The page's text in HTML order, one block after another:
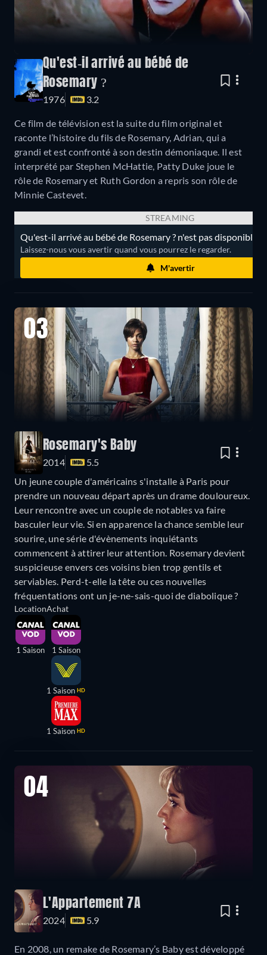
Qu'est-il arrivé au bébé de
Rosemary ?
1976 3.2
Ce film de télévision est la suite du film original et
raconte l’histoire du fils de Rosemary, Adrian, qui a
grandi et est confronté à son destin démoniaque. Il est
interprété par Stephen McHattie, Patty Duke joue le
rôle de Rosemary et Ruth Gordon a repris son rôle de
Minnie Castevet.
STREAMING
Qu'est-il arrivé au bébé de Rosemary ? n'est pas disponible
Laissez-nous vous avertir quand vous pourrez le regarder.
M'avertir
03
Rosemary's Baby
2014
5.5
Un jeune couple d'américains s'installe à Paris pour
prendre un nouveau départ après un drame douloureux.
Leur rencontre avec un couple de notables va faire
basculer leur vie. Si en apparence la chance semble leur
sourire, une série d'évènements inquiétants
commencent à attirer leur attention. Rosemary devient
suspicieuse envers ces voisins bien trop gentils et
serviables. Perd-t-elle la tête ou ces nouvelles
fréquentations ont un je-ne-sais-quoi de diabolique ?
Location
1 Saison
Achat
1 Saison
1 Saison HD
1 Saison HD
04
L'Appartement 7A
2024 5.9
En 2008, un remake de Rosemary’s Baby est développé